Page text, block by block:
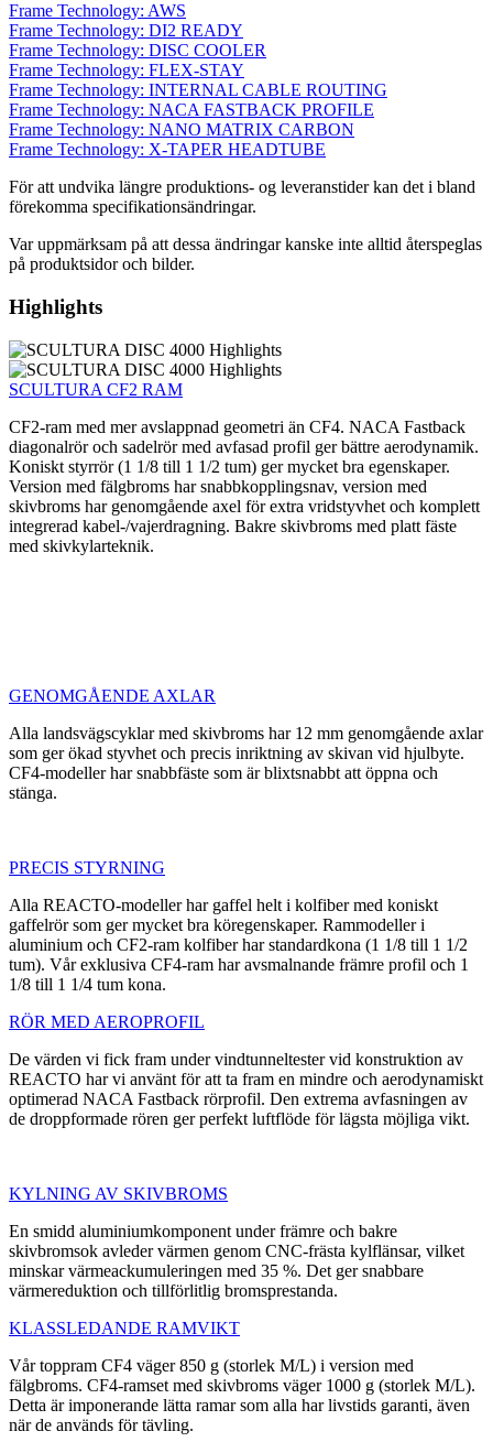
Frame Technology: AWS
Frame Technology: DI2 READY
Frame Technology: DISC COOLER
Frame Technology: FLEX-STAY
Frame Technology: INTERNAL CABLE ROUTING
Frame Technology: NACA FASTBACK PROFILE
Frame Technology: NANO MATRIX CARBON
Frame Technology: X-TAPER HEADTUBE
För att undvika längre produktions- og leveranstider kan det i bland
förekomma specifikationsändringar.
Var uppmärksam på att dessa ändringar kanske inte alltid återspeglas
på produktsidor och bilder.
Highlights
SCULTURA CF2 RAM
CF2-ram med mer avslappnad geometri än CF4. NACA Fastback
diagonalrör och sadelrör med avfasad profil ger bättre aerodynamik.
Koniskt styrrör (1 1/8 till 1 1/2 tum) ger mycket bra egenskaper.
Version med fälgbroms har snabbkopplingsnav, version med
skivbroms har genomgående axel för extra vridstyvhet och komplett
integrerad kabel-/vajerdragning. Bakre skivbroms med platt fäste
med skivkylarteknik.
GENOMGÅENDE AXLAR
Alla landsvägscyklar med skivbroms har 12 mm genomgående axlar
som ger ökad styvhet och precis inriktning av skivan vid hjulbyte.
CF4-modeller har snabbfäste som är blixtsnabbt att öppna och
stänga.
PRECIS STYRNING
Alla REACTO-modeller har gaffel helt i kolfiber med koniskt
gaffelrör som ger mycket bra köregenskaper. Rammodeller i
aluminium och CF2-ram kolfiber har standardkona (1 1/8 till 1 1/2
tum). Vår exklusiva CF4-ram har avsmalnande främre profil och 1
1/8 till 1 1/4 tum kona.
RÖR MED AEROPROFIL
De värden vi fick fram under vindtunneltester vid konstruktion av
REACTO har vi använt för att ta fram en mindre och aerodynamiskt
optimerad NACA Fastback rörprofil. Den extrema avfasningen av
de droppformade rören ger perfekt luftflöde för lägsta möjliga vikt.
KYLNING AV SKIVBROMS
En smidd aluminiumkomponent under främre och bakre
skivbromsok avleder värmen genom CNC-frästa kylflänsar, vilket
minskar värmeackumuleringen med 35 %. Det ger snabbare
värmereduktion och tillförlitlig bromsprestanda.
KLASSLEDANDE RAMVIKT
Vår toppram CF4 väger 850 g (storlek M/L) i version med
fälgbroms. CF4-ramset med skivbroms väger 1000 g (storlek M/L).
Detta är imponerande lätta ramar som alla har livstids garanti, även
när de används för tävling.